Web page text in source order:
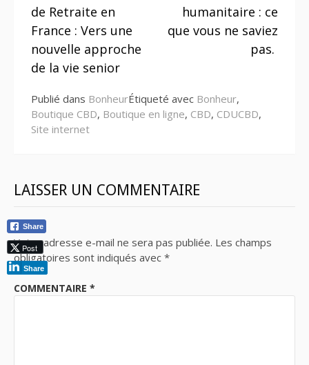
suite
de Retraite en
France : Vers une
nouvelle approche
de la vie senior
humanitaire : ce
que vous ne saviez
pas.
Publié dans BonheurÉtiqueté avec Bonheur,
Boutique CBD, Boutique en ligne, CBD, CDUCBD,
Site internet
LAISSER UN COMMENTAIRE
Votre adresse e-mail ne sera pas publiée. Les champs
obligatoires sont indiqués avec *
COMMENTAIRE *
Share
Post
Share